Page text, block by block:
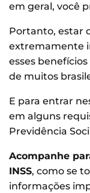
em geral, você
Portanto, estar
extremamente
esses
de muitos
E para entrar
em alguns
Previdência
Acompanhe
INSS, como se
informações